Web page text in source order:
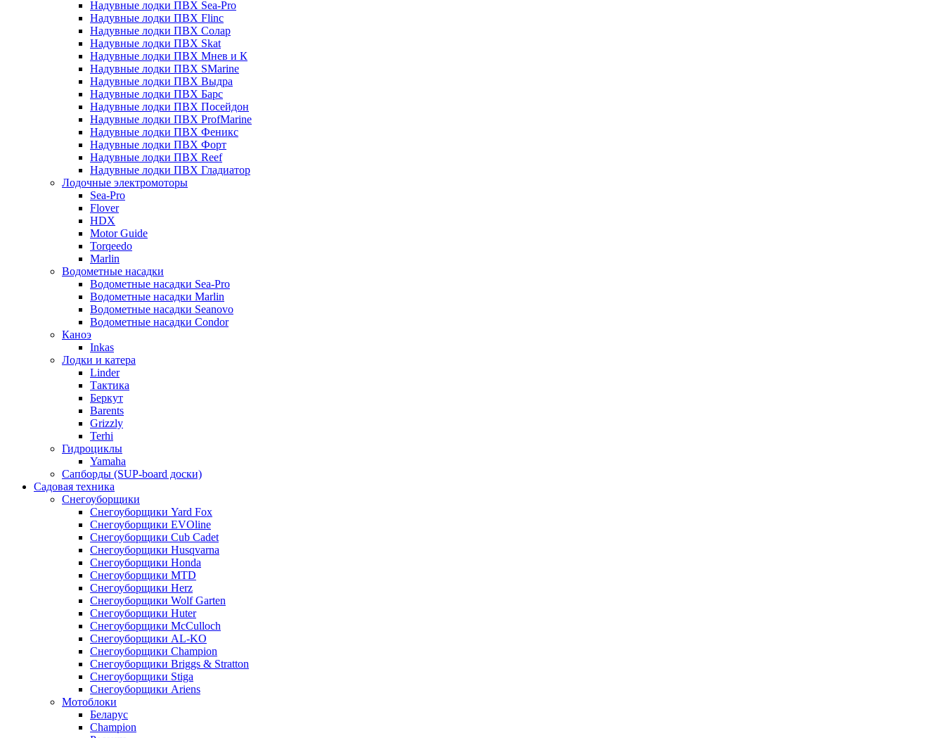
Надувные лодки ПВХ Sea-Pro
Надувные лодки ПВХ Flinc
Надувные лодки ПВХ Солар
Надувные лодки ПВХ Skat
Надувные лодки ПВХ Мнев и К
Надувные лодки ПВХ SMarine
Надувные лодки ПВХ Выдра
Надувные лодки ПВХ Барс
Надувные лодки ПВХ Посейдон
Надувные лодки ПВХ ProfMarine
Надувные лодки ПВХ Феникс
Надувные лодки ПВХ Форт
Надувные лодки ПВХ Reef
Надувные лодки ПВХ Гладиатор
Лодочные электромоторы
Sea-Pro
Flover
HDX
Motor Guide
Torqeedo
Marlin
Водометные насадки
Водометные насадки Sea-Pro
Водометные насадки Marlin
Водометные насадки Seanovo
Водометные насадки Condor
Каноэ
Inkas
Лодки и катера
Linder
Тактика
Беркут
Barents
Grizzly
Terhi
Гидроциклы
Yamaha
Сапборды (SUP-board доски)
Садовая техника
Снегоуборщики
Снегоуборщики Yard Fox
Снегоуборщики EVOline
Снегоуборщики Cub Cadet
Снегоуборщики Husqvarna
Снегоуборщики Honda
Снегоуборщики MTD
Снегоуборщики Herz
Снегоуборщики Wolf Garten
Снегоуборщики Huter
Снегоуборщики McCulloch
Снегоуборщики AL-KO
Снегоуборщики Champion
Снегоуборщики Briggs & Stratton
Снегоуборщики Stiga
Снегоуборщики Ariens
Мотоблоки
Беларус
Champion